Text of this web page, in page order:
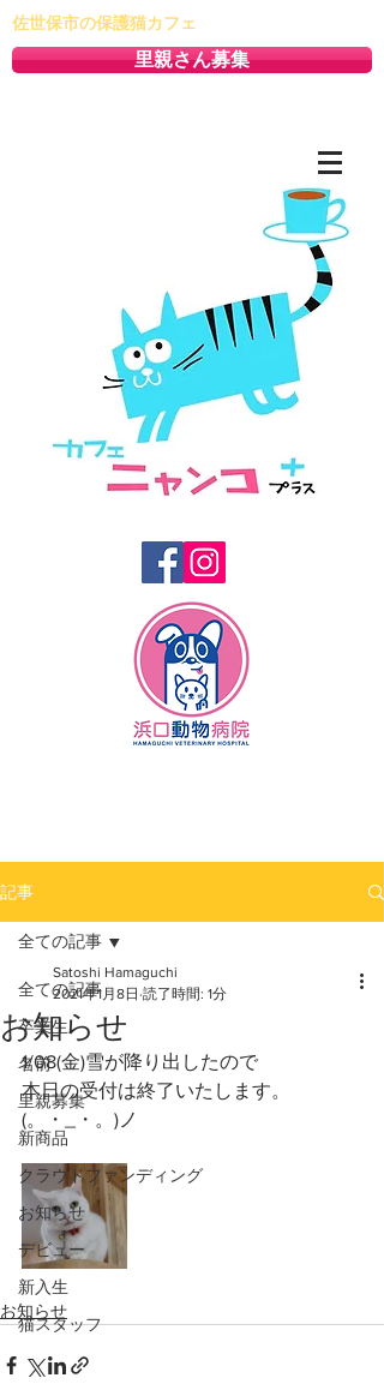
佐世保市の保護猫カフェ
里親さん募集
記事
全ての記事
卒業生
名前
里親募集
新商品
クラウドファンディング
お知らせ
デビュー
新入生
猫スタッフ
全ての記事
お知らせ
Satoshi Hamaguchi
2021年1月8日 読了時間: 1分
1/08(金)雪が降り出したので
本日の受付は終了いたします。
(。・_・。)ノ
お知らせ